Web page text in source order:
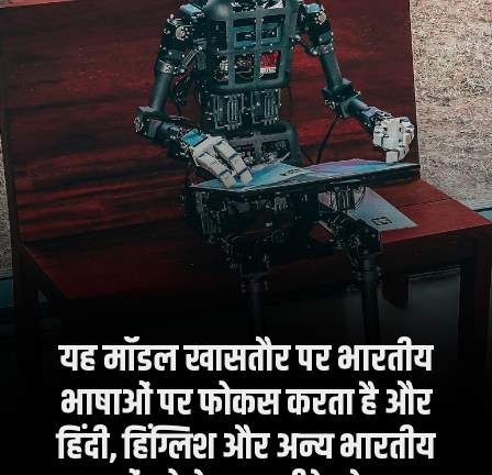
यह मॉडल खासतौर पर भारतीय
भाषाओं पर फोकस करता है और
हिंदी, हिंग्लिश और अन्य भारतीय